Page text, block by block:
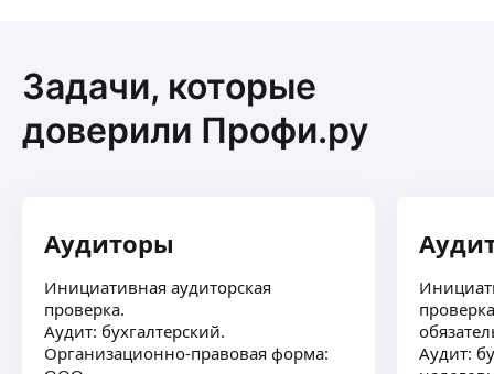
Задачи, которые
доверили Профи.ру
Аудиторы
Инициативная аудиторская
проверка.
Аудит: бухгалтерский.
Организационно-правовая форма:
Аудит: